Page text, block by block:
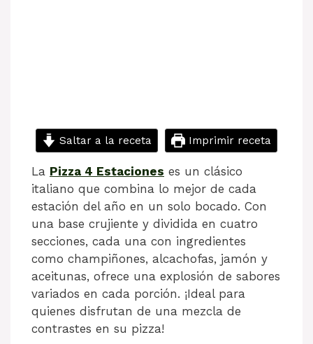
Saltar a la receta Imprimir receta
La Pizza 4 Estaciones es un clásico
italiano que combina lo mejor de cada
estación del año en un solo bocado. Con
una base crujiente y dividida en cuatro
secciones, cada una con ingredientes
como champiñones, alcachofas, jamón y
aceitunas, ofrece una explosión de sabores
variados en cada porción. ¡Ideal para
quienes disfrutan de una mezcla de
contrastes en su pizza!